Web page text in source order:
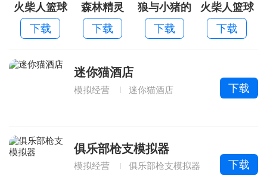
火柴人篮球
手机游戏
下载
森林精灵
下载
狼与小猪的
故事
下载
火柴人篮球
中文内购免
费版
下载
迷你猫酒店
模拟经营 迷你猫酒店 下载
俱乐部枪支模拟器
模拟经营 俱乐部枪支模拟器 下载